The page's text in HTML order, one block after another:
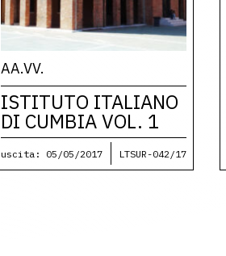
AA.VV.
ISTITUTO ITALIANO
DI CUMBIA VOL. 1
uscita: 05/05/2017 LTSUR-042/17